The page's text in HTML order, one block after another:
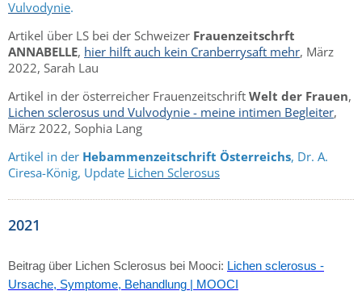
Vulvodynie.
Artikel über LS bei der Schweizer Frauenzeitschrft
ANNABELLE, hier hilft auch kein Cranberrysaft mehr, März
2022, Sarah Lau
Artikel in der österreicher Frauenzeitschrift Welt der Frauen,
Lichen sclerosus und Vulvodynie - meine intimen Begleiter,
März 2022, Sophia Lang
Artikel in der Hebammenzeitschrift Österreichs, Dr. A.
Ciresa-König, Update Lichen Sclerosus
2021
Beitrag über Lichen Sclerosus bei Mooci: Lichen sclerosus -
Ursache, Symptome, Behandlung | MOOCI